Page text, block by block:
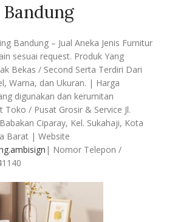
Bandung
Bandung – Jual Aneka Jenis Furnitur
sesuai request. Produk Yang
Bekas / Second Serta Terdiri Dari
Warna, dan Ukuran. | Harga
digunakan dan kerumitan
/ Pusat Grosir & Service Jl.
Ciparay, Kel. Sukahaji, Kota
Barat | Website
| Nomor Telepon /